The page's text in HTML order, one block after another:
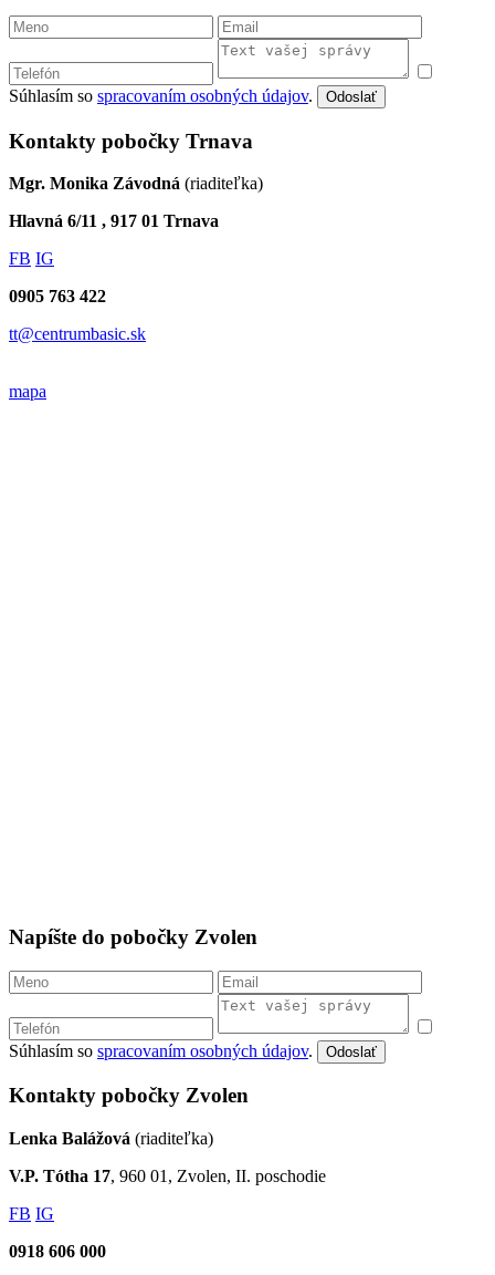
Súhlasím so spracovaním osobných údajov. Odoslať
Kontakty pobočky Trnava
Mgr. Monika Závodná (riaditeľka)
Hlavná 6/11 , 917 01 Trnava
FB IG
0905 763 422
tt@centrumbasic.sk
mapa
Napíšte do pobočky Zvolen
Súhlasím so spracovaním osobných údajov. Odoslať
Kontakty pobočky Zvolen
Lenka Balážová (riaditeľka)
V.P. Tótha 17, 960 01, Zvolen, II. poschodie
FB IG
0918 606 000